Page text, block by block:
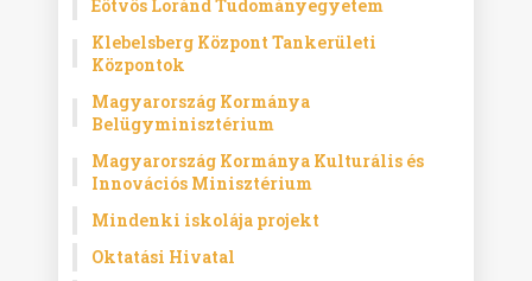
Eötvös Loránd Tudományegyetem
Klebelsberg Központ Tankerületi
Központok
Magyarország Kormánya
Belügyminisztérium
Magyarország Kormánya Kulturális és
Innovációs Minisztérium
Mindenki iskolája projekt
Oktatási Hivatal